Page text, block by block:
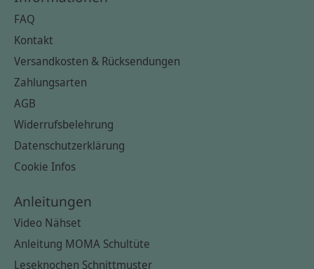
FAQ
Kontakt
Versandkosten & Rücksendungen
Zahlungsarten
AGB
Widerrufsbelehrung
Datenschutzerklärung
Cookie Infos
Anleitungen
Video Nähset
Anleitung MOMA Schultüte
Leseknochen Schnittmuster